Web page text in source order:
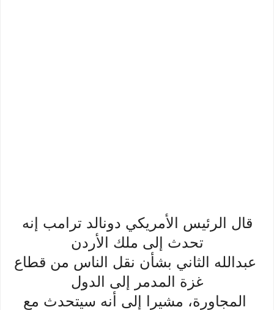
قال الرئيس الأمريكي دونالد ترامب إنه
تحدث إلى ملك الأردن
عبدالله الثاني بشأن نقل الناس من قطاع
غزة المدمر إلى الدول
المجاورة، مشيرا إلى أنه سيتحدث مع